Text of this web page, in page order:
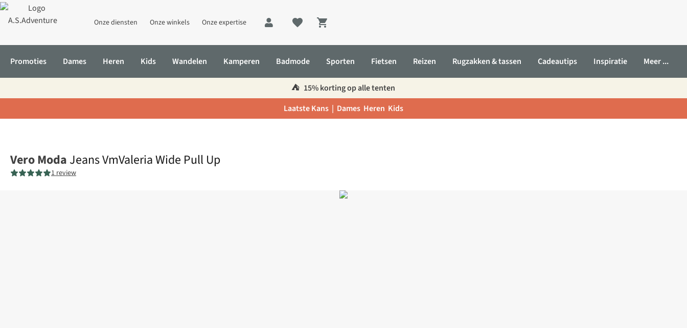
Onze diensten Onze winkels Onze expertise
Shopping cart
Promoties Dames Heren Kids Wandelen Kamperen Badmode Sporten Fietsen Reizen Rugzakken & tassen Cadeautips Inspiratie Meer ...
⛺️ 15% korting op alle tenten
Laatste Kans | Dames Heren Kids
Vero Moda Jeans VmValeria Wide Pull Up
1 review